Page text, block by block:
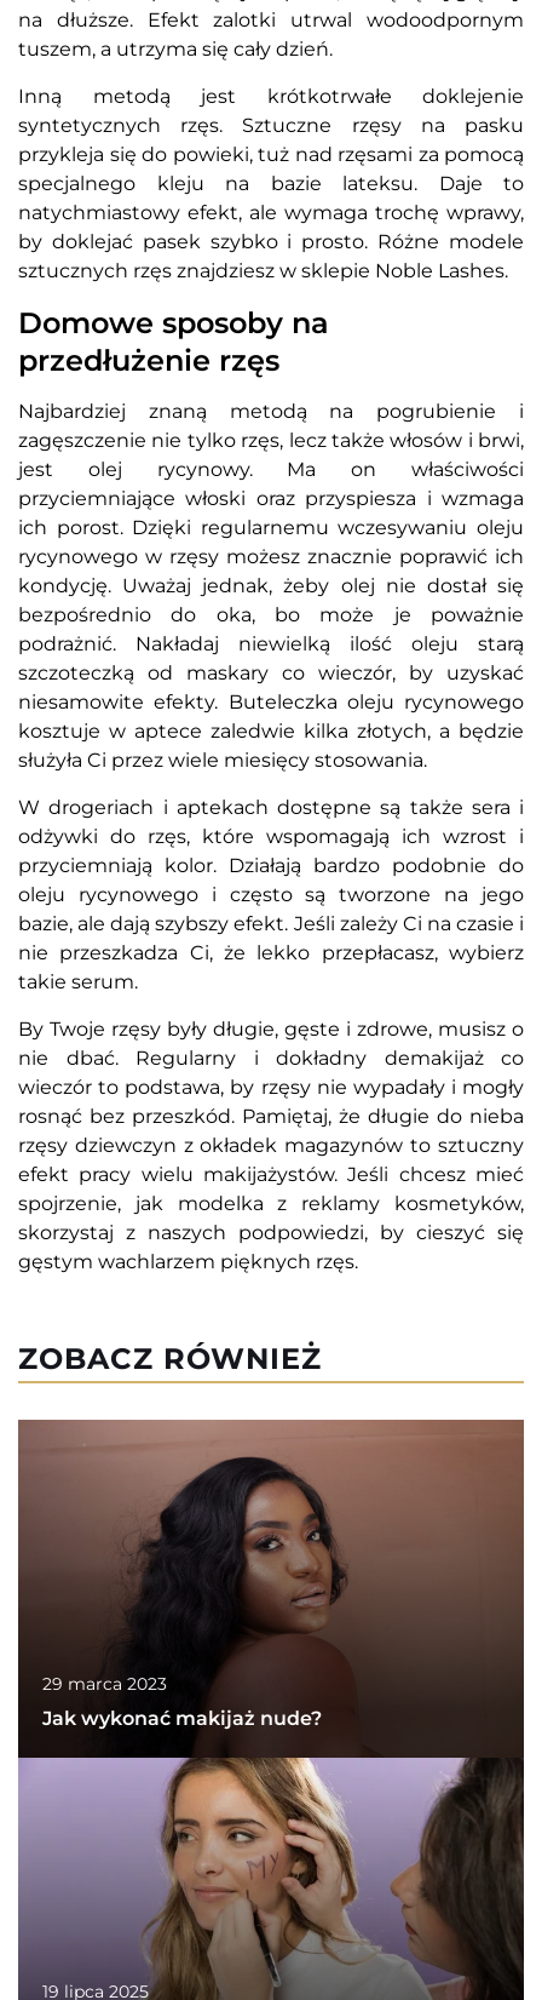
na dłuższe. Efekt zalotki utrwal wodoodpornym
tuszem, a utrzyma się cały dzień.
Inną metodą jest krótkotrwałe doklejenie
syntetycznych rzęs. Sztuczne rzęsy na pasku
przykleja się do powieki, tuż nad rzęsami za pomocą
specjalnego kleju na bazie lateksu. Daje to
natychmiastowy efekt, ale wymaga trochę wprawy,
by doklejać pasek szybko i prosto. Różne modele
sztucznych rzęs znajdziesz w sklepie Noble Lashes.
Domowe sposoby na
przedłużenie rzęs
Najbardziej znaną metodą na pogrubienie i
zagęszczenie nie tylko rzęs, lecz także włosów i brwi,
jest olej rycynowy. Ma on właściwości
przyciemniające włoski oraz przyspiesza i wzmaga
ich porost. Dzięki regularnemu wczesywaniu oleju
rycynowego w rzęsy możesz znacznie poprawić ich
kondycję. Uważaj jednak, żeby olej nie dostał się
bezpośrednio do oka, bo może je poważnie
podrażnić. Nakładaj niewielką ilość oleju starą
szczoteczką od maskary co wieczór, by uzyskać
niesamowite efekty. Buteleczka oleju rycynowego
kosztuje w aptece zaledwie kilka złotych, a będzie
służyła Ci przez wiele miesięcy stosowania.
W drogeriach i aptekach dostępne są także sera i
odżywki do rzęs, które wspomagają ich wzrost i
przyciemniają kolor. Działają bardzo podobnie do
oleju rycynowego i często są tworzone na jego
bazie, ale dają szybszy efekt. Jeśli zależy Ci na czasie i
nie przeszkadza Ci, że lekko przepłacasz, wybierz
takie serum.
By Twoje rzęsy były długie, gęste i zdrowe, musisz o
nie dbać. Regularny i dokładny demakijaż co
wieczór to podstawa, by rzęsy nie wypadały i mogły
rosnąć bez przeszkód. Pamiętaj, że długie do nieba
rzęsy dziewczyn z okładek magazynów to sztuczny
efekt pracy wielu makijażystów. Jeśli chcesz mieć
spojrzenie, jak modelka z reklamy kosmetyków,
skorzystaj z naszych podpowiedzi, by cieszyć się
gęstym wachlarzem pięknych rzęs.
ZOBACZ RÓWNIEŻ
29 marca 2023
Jak wykonać makijaż nude?
19 lipca 2025